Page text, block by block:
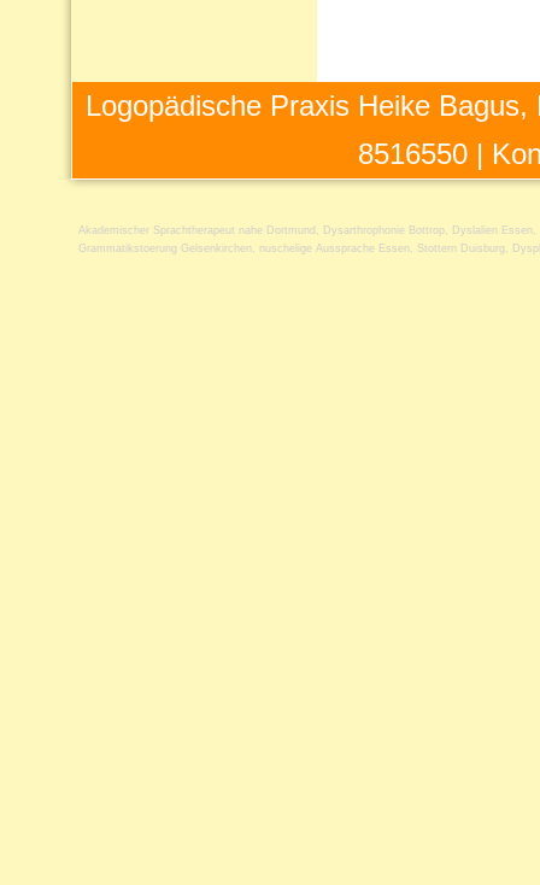
Logopädische Praxis Heike
8516550 |
Akademischer Sprachtherapeut nahe Dortmund Dysarthrophonie Bottrop Dyslalien Essen
Grammatikstoerung Gelsenkirchen
nuschelige Aussprache Essen Stottern Duisburg